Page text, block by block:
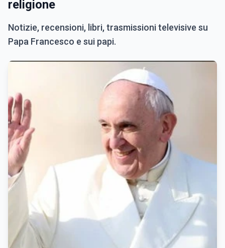
religione
Notizie, recensioni, libri, trasmissioni televisive su
Papa Francesco e sui papi.